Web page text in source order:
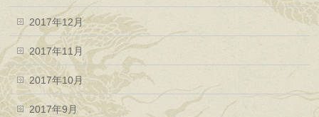
2017年12月
2017年11月
2017年10月
2017年9月